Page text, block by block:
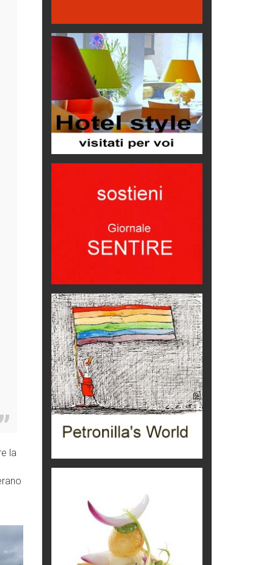
la
Proteggersi, sempre
Hotels, B&B e Ristoranti... 10 &
Le nostre recensioni
Bolzano: L'Eisenhut Boutique
Hotel
Oasi di piacere
Teodorico, sovrano illuminato
Seconde case cambiano le scelte
Trentodoc Festival, bollicine di
montagna
Grecia, le donne di Olympos
Viaggi
Ecco come salvare il viaggio
aereo
imprevisti...
C'era una volta la legge per le
valli del silenzio
Idee per il futuro
Torre dell'Orso, mare di Puglia
itinerari italiani
Gioielli italiani
Menzogne di stato
Le dichiarazioni di Maurizio Federico
Chi è, e come difendersi dallo
scammer